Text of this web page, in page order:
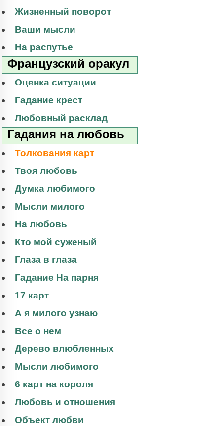
Жизненный поворот
Ваши мысли
На распутье
Французский оракул
Оценка ситуации
Гадание крест
Любовный расклад
Гадания на любовь
Толкования карт
Твоя любовь
Думка любимого
Мысли милого
На любовь
Кто мой суженый
Глаза в глаза
Гадание На парня
17 карт
А я милого узнаю
Все о нем
Дерево влюбленных
Мысли любимого
6 карт на короля
Любовь и отношения
Объект любви